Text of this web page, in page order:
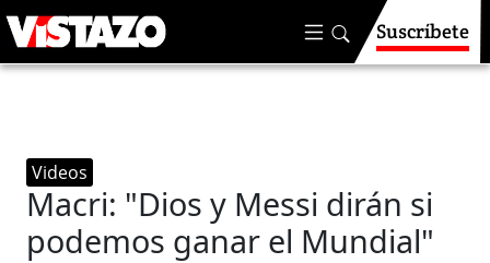
Suscríbete
Videos
Macri: "Dios y Messi dirán si
podemos ganar el Mundial"